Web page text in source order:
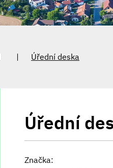
Úřední deska
Úřední
Značka: